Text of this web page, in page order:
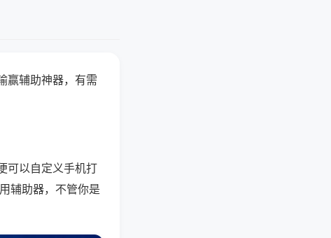
赢辅助神器，有需
可以自定义手机打
辅助器，不管你是